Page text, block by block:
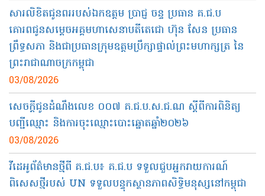
សារលិខិតជូនពររបស់ឯកឧត្ដម ប្រាជ្ញ ចន្ទ ប្រធាន គ.ជ.ប
គោរពជូន​សម្តេចអគ្គមហាសេនាបតីតេជោ ហ៊ុន សែន ប្រធាន
ព្រឹទ្ធសភា និងជាប្រធានក្រុមឧត្តមប្រឹក្សាផ្ទាល់ព្រះមហាក្សត្រ នៃ
ព្រះរាជាណាចក្រកម្ពុជា​
03/08/2026
សេចក្តីជូនដំណឹង​លេខ​ ០០៧​ គ.ជ.ប​.ស.ជ.ណ​ ស្តីពីការពិនិត្យ
បញ្ជីឈ្មោះ និងការចុះឈ្មោះបោះឆ្នោតឆ្នាំ២០២៦
03/08/2026
វីដេអូព័ត៌មានថ្មីពី គ.ជ.ប៖ គ.ជ.ប ទទួលជួបអ្នករាយការណ៍
ពិសេសថ្មីរបស់ UN ទទួលបន្ទុកស្ថានភាពសិទ្ធិមនុស្សនៅកម្ពុជា